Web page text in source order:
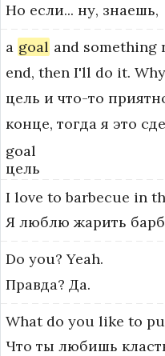
Но если... ну, знаешь,
a goal and something
end, then I'll do it. Why
цель и что-то
конце, тогда я это
goal
цель
I love to barbecue in
Я люблю жарить
Do you? Yeah.
Правда? Да.
What do you like to
Что ты любишь